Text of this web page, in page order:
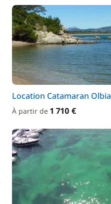
Location Catamaran Olbia
À partir de 1 710 €